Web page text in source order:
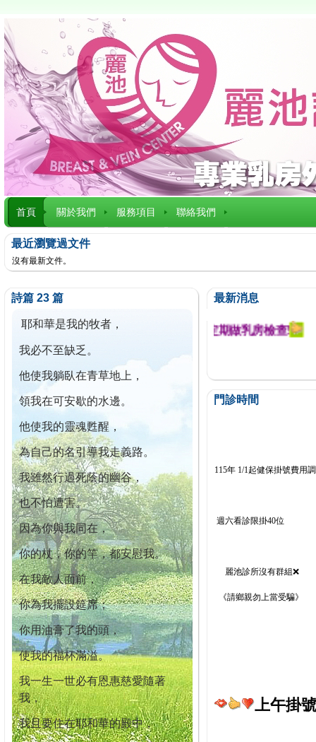
首頁 關於我們 服務項目 聯絡我們
最近瀏覽過文件
沒有最新文件。
詩篇 23 篇
耶和華是我的牧者，
我必不至缺乏。
他使我躺臥在青草地上，
領我在可安歇的水邊。
他使我的靈魂甦醒，
為自己的名引導我走義路。
我雖然行過死蔭的幽谷，
也不怕遭害。
因為你與我同在，
你的杖，你的竿，都安慰我。
在我敵人面前，
你為我擺設筵席；
你用油膏了我的頭，
使我的福杯滿溢。
我一生一世必有恩惠慈愛隨著
我，
我且要住在耶和華的殿中，
最新消息
迄今已篩檢出1700位乳癌患者,提醒您定期做乳房檢查!
門診時間
115年 1/1起健保掛號費用
週六看診限掛40位
麗池診所沒有群組❌
《請鄉親勿上當受騙》
上午掛